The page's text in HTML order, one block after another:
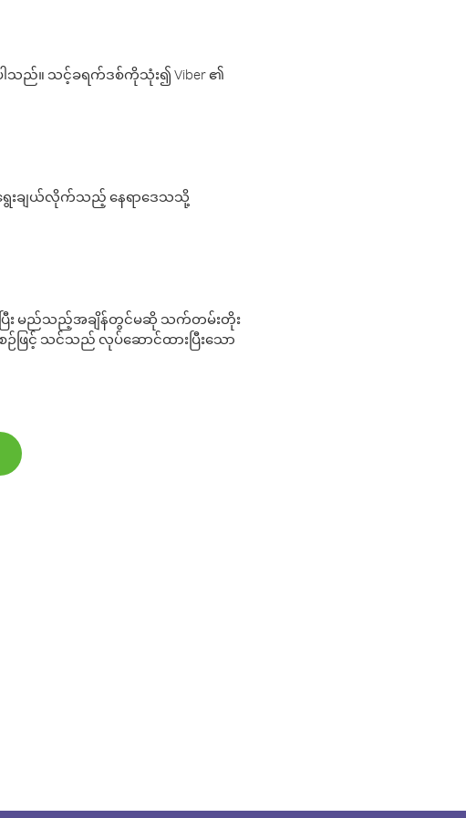
ည်။ သင့်ခရက်ဒစ်ကိုသုံး၍ Viber ၏
ရွေးချယ်လိုက်သည့် နေရာဒေသသို့
နိုင်ပြီး မည်သည့်အချိန်တွင်မဆို သက်တမ်းတိုး
ဖြင့် သင်သည် လုပ်ဆောင်ထားပြီးသော